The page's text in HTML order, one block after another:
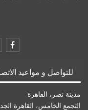
للتواصل و مواعيد
مدينة نصر، القاهرة
التجمع الخامس، القاهرة